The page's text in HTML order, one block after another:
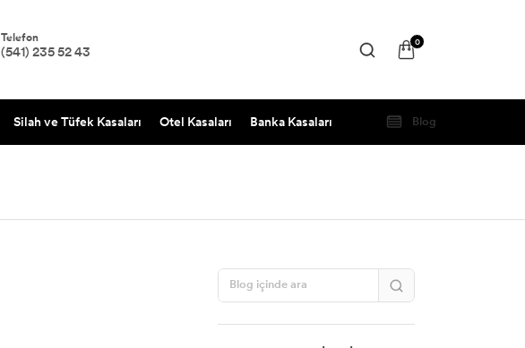
Telefon
(541) 235 52 43
0
Silah ve Tüfek Kasaları Otel Kasaları Banka Kasaları Blog